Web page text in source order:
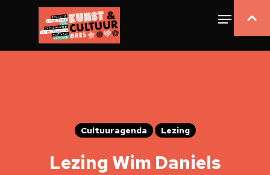
Cultuuragenda Lezing
Lezing Wim Daniels